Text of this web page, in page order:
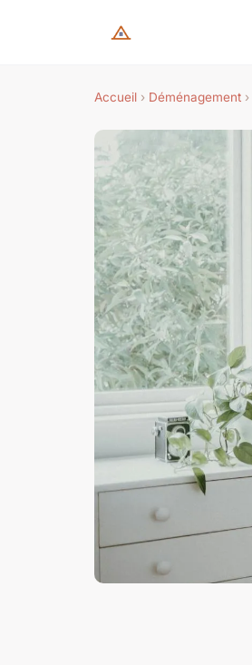
Accueil › Déménagement ›